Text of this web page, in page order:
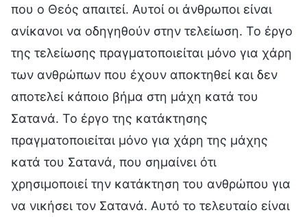
που ο Θεός απαιτεί. Αυτοί οι άνθρωποι είναι
ανίκανοι να οδηγηθούν στην τελείωση. Το έργο
της τελείωσης πραγματοποιείται μόνο για χάρη
των ανθρώπων που έχουν αποκτηθεί και δεν
αποτελεί κάποιο βήμα στη μάχη κατά του
Σατανά. Το έργο της κατάκτησης
πραγματοποιείται μόνο για χάρη της μάχης
κατά του Σατανά, που σημαίνει ότι
χρησιμοποιεί την κατάκτηση του ανθρώπου για
να νικήσει τον Σατανά. Αυτό το τελευταίο είναι